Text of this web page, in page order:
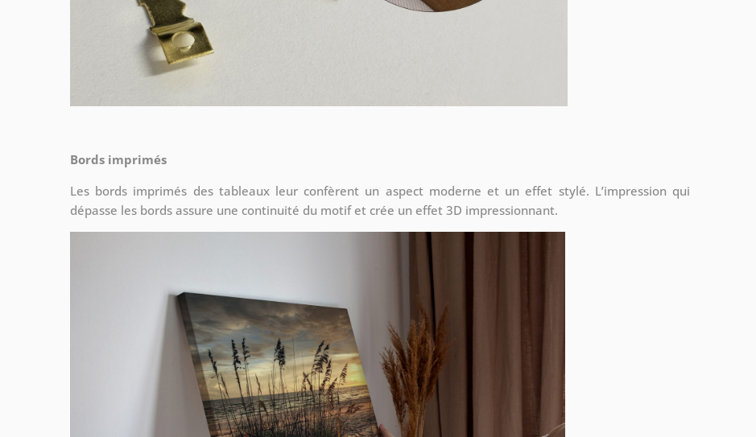
Bords imprimés
Les bords imprimés des tableaux leur confèrent un aspect moderne et un effet stylé. L’impression qui
dépasse les bords assure une continuité du motif et crée un effet 3D impressionnant.